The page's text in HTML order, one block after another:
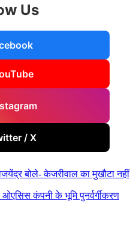
Us
/ X
बोले- केजरीवाल का मुखौटा नहीं
कंपनी के भूमि पुनर्वर्गीकरण